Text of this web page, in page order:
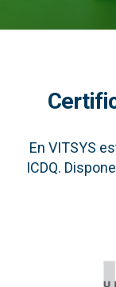
En VITSYS
ICDQ.